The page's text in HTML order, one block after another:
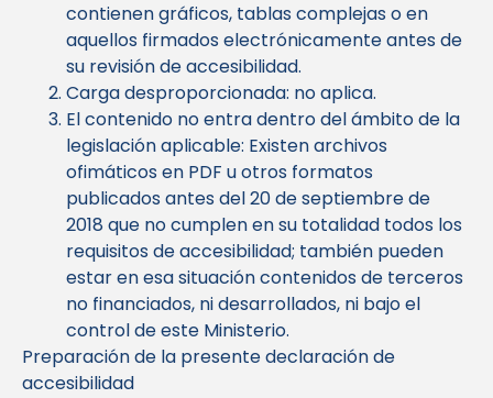
contienen gráficos, tablas complejas o en
aquellos firmados electrónicamente antes de
su revisión de accesibilidad.
Carga desproporcionada: no aplica.
El contenido no entra dentro del ámbito de la
legislación aplicable: Existen archivos
ofimáticos en PDF u otros formatos
publicados antes del 20 de septiembre de
2018 que no cumplen en su totalidad todos los
requisitos de accesibilidad; también pueden
estar en esa situación contenidos de terceros
no financiados, ni desarrollados, ni bajo el
control de este Ministerio.
Preparación de la presente declaración de
accesibilidad